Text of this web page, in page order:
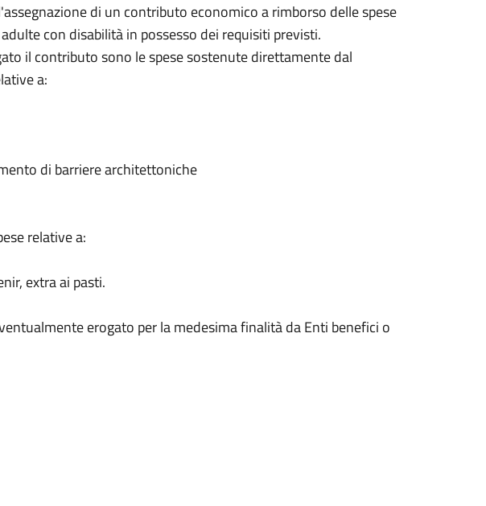
di un contributo economico a rimborso delle spese
con disabilità in possesso dei requisiti previsti.
il contributo sono le spese sostenute direttamente dal
a:
di barriere architettoniche
relative a:
extra ai pasti.
erogato per la medesima finalità da Enti benefici o